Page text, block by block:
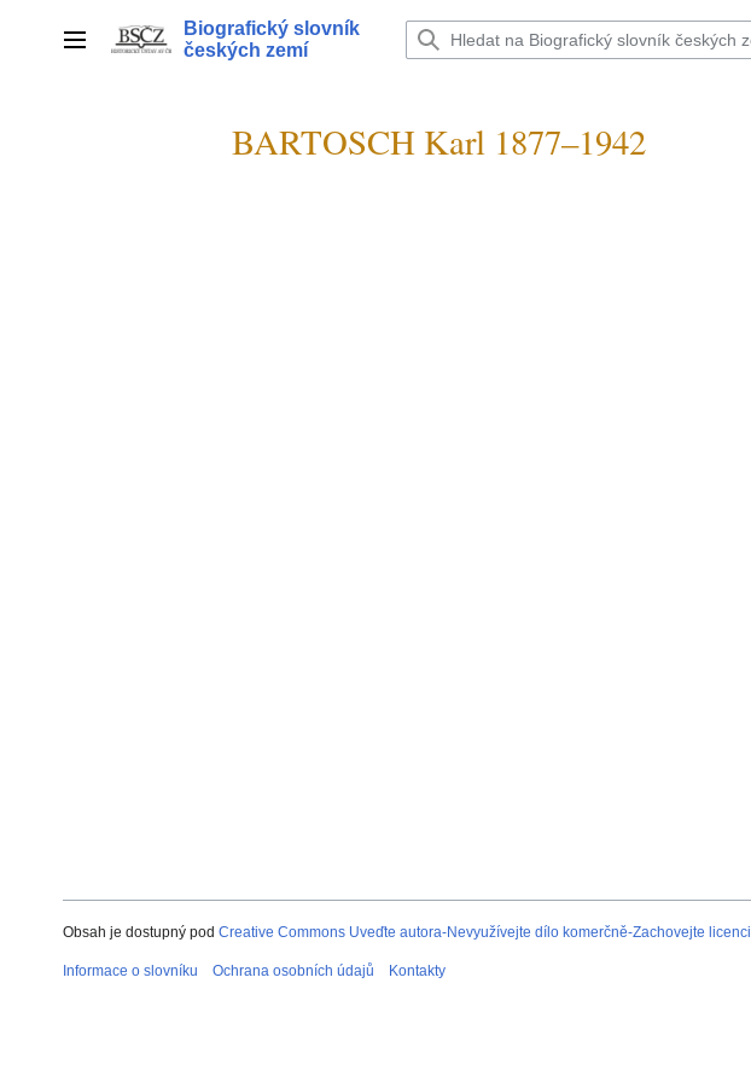
Hlavní menu
Biografický slovník
českých zemí
BARTOSCH Karl 1877–1942
Obsah je dostupný pod Creative Commons Uveďte autora-Nevyužívejte dílo komerčně-Zachovejte licenci
Informace o slovníku Ochrana osobních údajů Kontakty